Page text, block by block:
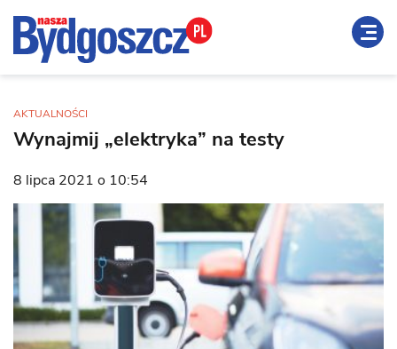
AKTUALNOŚCI
Wynajmij „elektryka” na testy
8 lipca 2021 o 10:54